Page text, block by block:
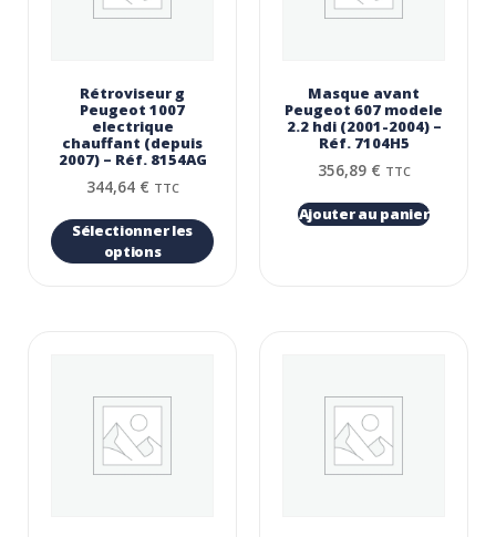
Rétroviseur g
Peugeot 1007
electrique
chauffant (depuis
2007) – Réf. 8154AG
344,64 € TTC
Sélectionner les
options
Masque avant
Peugeot 607 modele
2.2 hdi (2001-2004) –
Réf. 7104H5
356,89 € TTC
Ajouter au panier